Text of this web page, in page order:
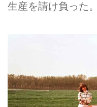
生産を請け負った。